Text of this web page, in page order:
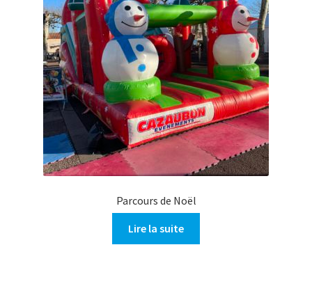
Parcours de Noël
Lire la suite